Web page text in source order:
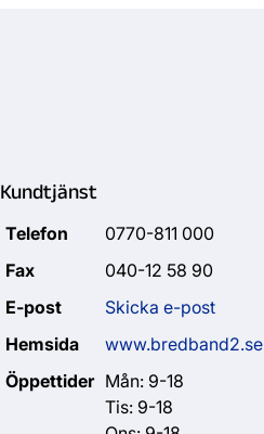
Kundtjänst
Telefon
0770-811 000
Fax
040-12 58 90
E-post
Skicka e-post
Hemsida
www.bredband2.se
Öppettider Mån: 9-18
Tis: 9-18